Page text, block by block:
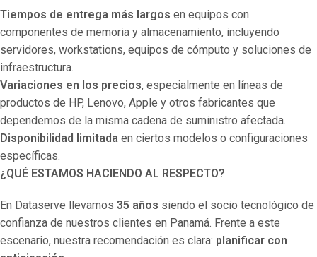
Tiempos de entrega más largos en equipos con
componentes de memoria y almacenamiento, incluyendo
servidores, workstations, equipos de cómputo y soluciones de
infraestructura.
Variaciones en los precios, especialmente en líneas de
productos de HP, Lenovo, Apple y otros fabricantes que
dependemos de la misma cadena de suministro afectada.
Disponibilidad limitada en ciertos modelos o configuraciones
específicas.
¿QUÉ ESTAMOS HACIENDO AL RESPECTO?
En Dataserve llevamos 35 años siendo el socio tecnológico de
confianza de nuestros clientes en Panamá. Frente a este
escenario, nuestra recomendación es clara: planificar con